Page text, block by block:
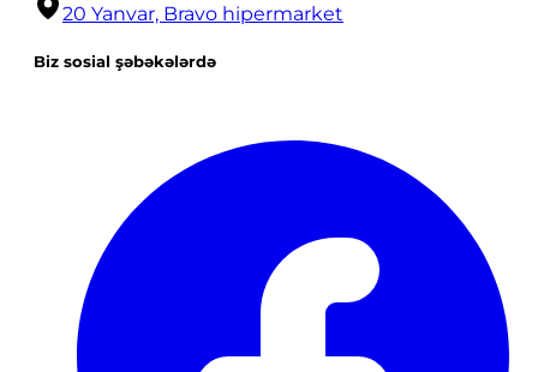
20 Yanvar, Bravo hipermarket
Biz sosial şəbəkələrdə